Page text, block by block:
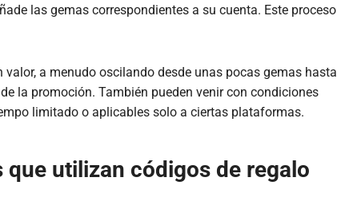
las gemas correspondientes a su cuenta. Este proceso
a menudo oscilando desde unas pocas gemas hasta
la promoción. También pueden venir con condiciones
limitado o aplicables solo a ciertas plataformas.
utilizan códigos de regalo